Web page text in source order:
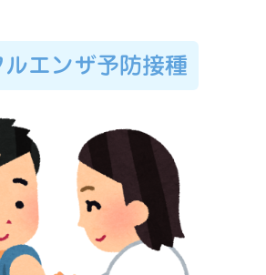
ルエンザ予防接種